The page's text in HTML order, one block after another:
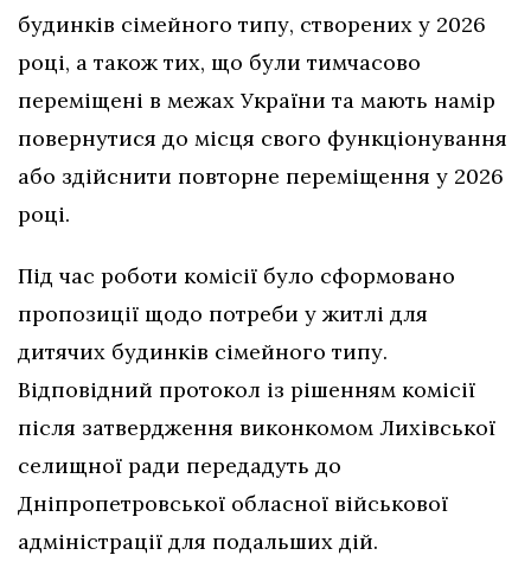
будинків сімейного типу, створених у 2026
році, а також тих, що були тимчасово
переміщені в межах України та мають намір
повернутися до місця свого функціонування
або здійснити повторне переміщення у 2026
році.
Під час роботи комісії було сформовано
пропозиції щодо потреби у житлі для
дитячих будинків сімейного типу.
Відповідний протокол із рішенням комісії
після затвердження виконкомом Лихівської
селищної ради передадуть до
Дніпропетровської обласної військової
адміністрації для подальших дій.